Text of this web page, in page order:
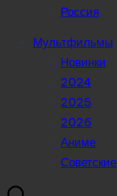
Россия
Мультфильмы
Новинки
2024
2025
2026
Аниме
Советские